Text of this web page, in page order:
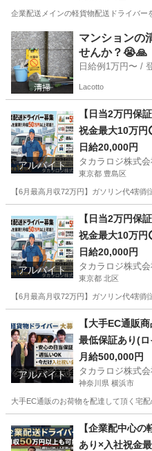
企業配送メインの軽貨物配送ドライバー
東京 新宿区 ドライバー 貨
マンションの
せんか？😭🙏
Lacotto
アルバイト
【日当2万円保
祝金最大10万円
イバー
日給20,000円
タカラロジ株式会
東京都 豊島区
【6月最高月収72万円】ガソリン代4割
ドライバー ロ
アルバイト
【日当2万円保
祝金最大10万円
イバー
日給20,000円
タカラロジ株式会
東京都 北区
【6月最高月収72万円】ガソリン代4割
ドライバー ロイ
アルバイト
【大手EC通販
最低保証あり(
普通免許さえあ
月給500,000円
タカラロジ株式会
神奈川県 横浜市
大手EC通販のお荷物を配達して頂く宅
ドライバー
【企業配中心
あり×入社祝金